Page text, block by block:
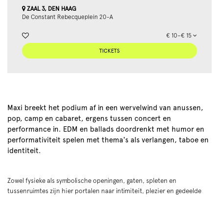
ZAAL 3, DEN HAAG
De Constant Rebecqueplein 20-A
€ 10–€ 15
TICKETS
Maxi breekt het podium af in een wervelwind van anussen,
pop, camp en cabaret, ergens tussen concert en
performance in. EDM en ballads doordrenkt met humor en
performativiteit spelen met thema's als verlangen, taboe en
identiteit.
Zowel fysieke als symbolische openingen, gaten, spleten en
tussenruimtes zijn hier portalen naar intimiteit, plezier en gedeelde